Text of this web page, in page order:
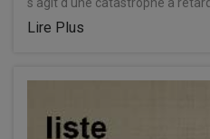
Lire Plus